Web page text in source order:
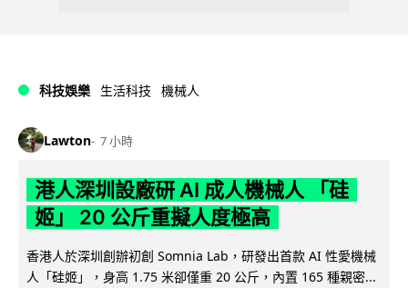
科技娛樂 生活科技 機械人
Lawton 7 小時
港人深圳設廠研 AI 成人機械人 「硅
姬」 20 公斤重擬人度極高
香港人於深圳創辦初創 Somnia Lab，研發出首款 AI 性愛機械
人「硅姬」，身高 1.75 米卻僅重 20 公斤，內置 165 種親密...